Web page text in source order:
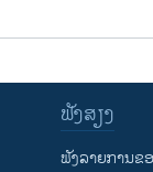
ຟັງສຽງ
ຟັງລາຍການຂ